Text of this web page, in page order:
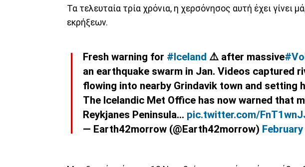
Τα τελευταία τρία χρόνια, η χερσόνησος αυτή έχει γίνει
εκρήξεων.
Fresh warning for #Iceland ⚠️ after massive
an earthquake swarm in Jan. Videos captured
flowing into nearby Grindavik town and setting
The Icelandic Met Office has now warned that
Reykjanes Peninsula… pic.twitter.com/
— Earth42morrow (@Earth42morrow)